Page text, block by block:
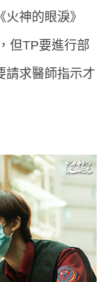
神的眼淚》
但TP要進行部
請求醫師指示才